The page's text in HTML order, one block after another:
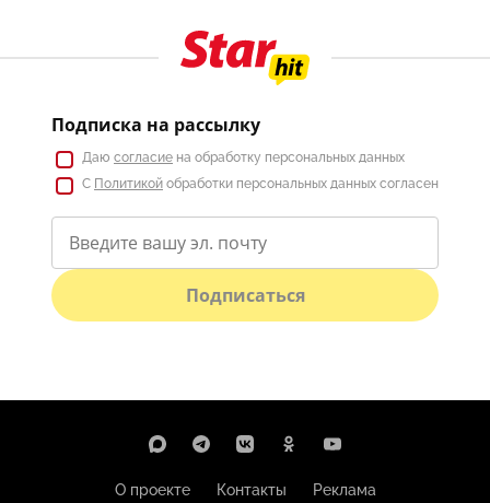
Подписка на рассылку
Даю согласие на обработку персональных данных
С Политикой обработки персональных данных согласен
Подписаться
О проекте Контакты
Реклама